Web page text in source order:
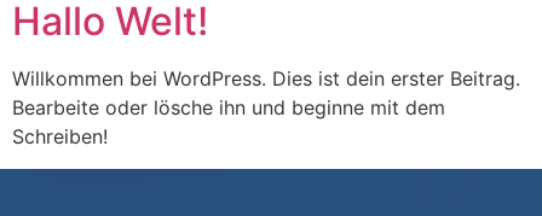
Hallo Welt!
Willkommen bei WordPress. Dies ist dein erster Beitrag.
Bearbeite oder lösche ihn und beginne mit dem
Schreiben!